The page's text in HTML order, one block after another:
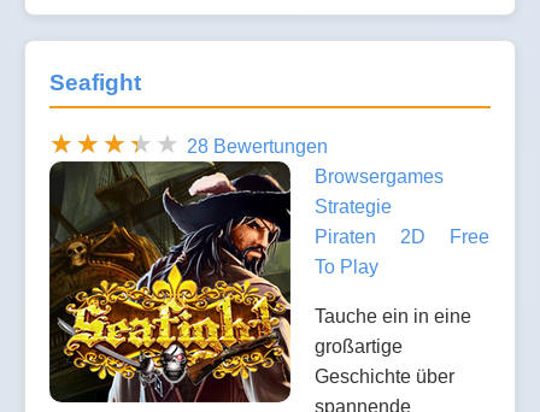
Seafight
28 Bewertungen
Browsergames
Strategie
Piraten
2D
Free
To Play
Tauche ein in eine
großartige
Geschichte über
spannende